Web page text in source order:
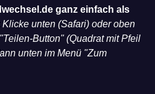
ganz einfach als
Klicke unten (Safari) oder oben
Button" (Quadrat mit Pfeil
unten im Menü "Zum